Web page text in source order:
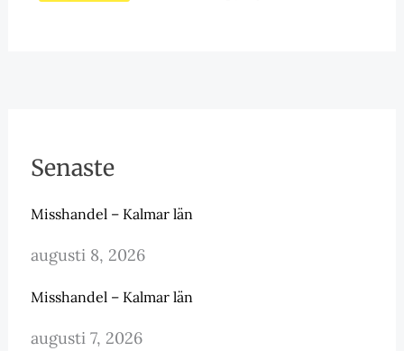
Senaste
Misshandel – Kalmar län
augusti 8, 2026
Misshandel – Kalmar län
augusti 7, 2026